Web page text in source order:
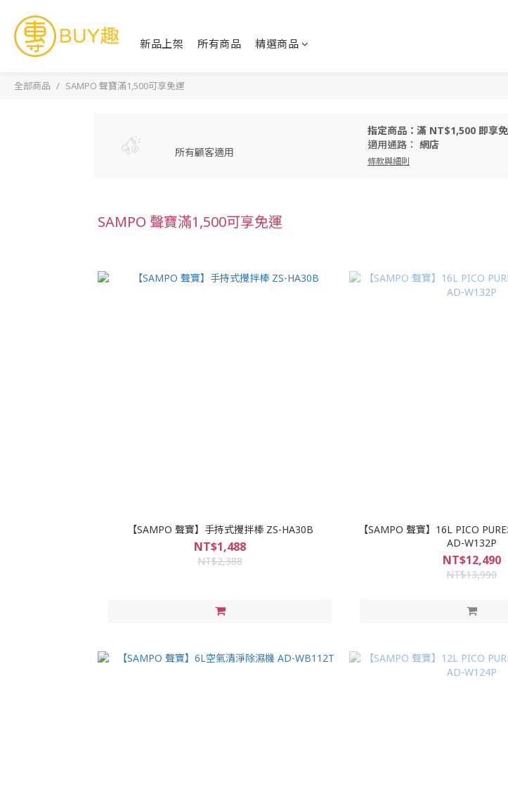
新品上架 所有商品 精選商品
全部商品 SAMPO 聲寶滿1,500可享免運
所有顧客適用
指定商品：滿 NT$1,500 即享
適用通路： 網店
條款與細則
SAMPO 聲寶滿1,500可享免運
【SAMPO 聲寶】手持式攪拌棒 ZS-HA30B
NT$1,488
NT$2,388
【SAMPO 聲寶】16L PICO
AD-W132P
NT$12,490
NT$13,990